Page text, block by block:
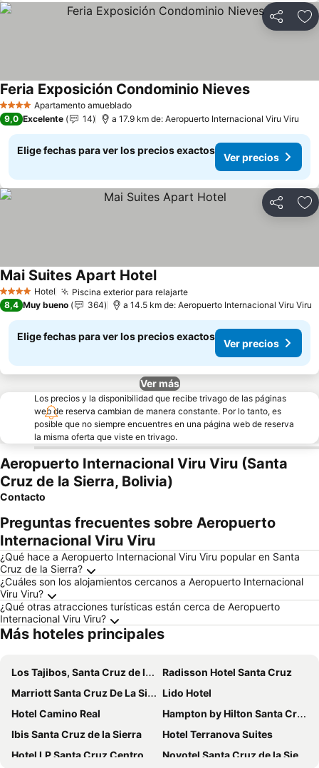
Compartir
4 EstrellasApartamento amueblado
Feria Exposición Condominio Nieves
9,0 Excelente 14 a 17.9 km de: Aeropuerto Internacional Viru Viru
Elige fechas para ver los precios exactos
Ver precios
Compartir
4 EstrellasHotel Piscina exterior para relajarte
Mai Suites Apart Hotel
8,4 Muy bueno 364 a 14.5 km de: Aeropuerto Internacional Viru Viru
Elige fechas para ver los precios exactos
Ver precios
Ver más
Los precios y la disponibilidad que recibe trivago de las páginas
web de reserva cambian de manera constante. Por lo tanto, es
posible que no siempre encuentres en una página web de reserva
la misma oferta que viste en trivago.
Aeropuerto Internacional Viru Viru (Santa
Cruz de la Sierra, Bolivia)
Contacto
Preguntas frecuentes sobre Aeropuerto
Internacional Viru Viru
¿Qué hace a Aeropuerto Internacional Viru Viru popular en Santa
Cruz de la Sierra?
¿Cuáles son los alojamientos cercanos a Aeropuerto Internacional
Viru Viru?
¿Qué otras atracciones turísticas están cerca de Aeropuerto
Internacional Viru Viru?
Más hoteles principales
Los Tajibos, Santa Cruz de la Sierra, a Tribute Portfolio Hotel
Radisson Hotel Santa Cruz
Marriott Santa Cruz De La Sierra
Lido Hotel
Hotel Camino Real
Hampton by Hilton Santa Cruz/Equipetrol, Bolivia
Ibis Santa Cruz de la Sierra
Hotel Terranova Suites
Hotel LP Santa Cruz Centro
Novotel Santa Cruz de la Sierra